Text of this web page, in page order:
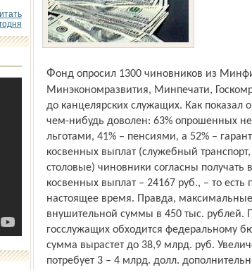
Фонд опросил 1300 чиновников из Минфина, ГТК, МПС, Минтруда,
Минэкономразвития, Минпечати,
до канцелярских служащих. Как показал
чем-нибудь доволен: 63% опрошенных
льготами, 41% – пенсиями, а 52% –
косвенных выплат (служебный
столовые) чиновники согласны
косвенных выплат – 24167 руб., – то
настоящее время. Правда,
внушительной суммы в 450 тыс.
госслужащих обходится федеральному
сумма вырастет до 38,9 млрд. руб.
потребует 3 – 4 млрд. долл.